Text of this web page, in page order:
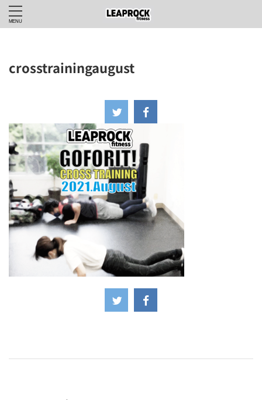
crosstrainingaugust